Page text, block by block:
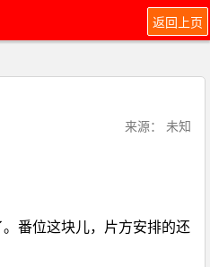
返回上页
来源： 未知
番位这块儿，片方安排的还